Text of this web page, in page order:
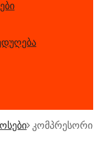
კომპრესორი